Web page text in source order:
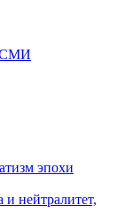
СМИ
эпохи
нейтралитет,